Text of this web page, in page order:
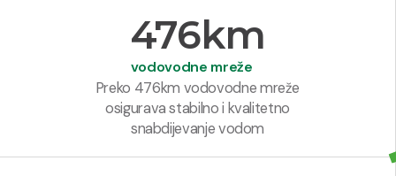
476km
vodovodne mreže
Preko 476km vodovodne mreže
osigurava stabilno i kvalitetno
snabdijevanje vodom